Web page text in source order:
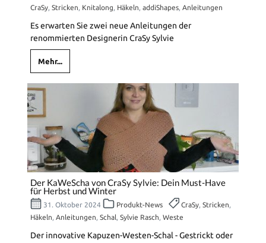
CraSy, Stricken, Knitalong, Häkeln, addiShapes, Anleitungen
Es erwarten Sie zwei neue Anleitungen der
renommierten Designerin CraSy Sylvie
Mehr...
Der KaWeScha von CraSy Sylvie: Dein Must-Have
für Herbst und Winter
31. Oktober 2024 Produkt-News CraSy, Stricken,
Häkeln, Anleitungen, Schal , Sylvie Rasch, Weste
Der innovative Kapuzen-Westen-Schal - Gestrickt oder